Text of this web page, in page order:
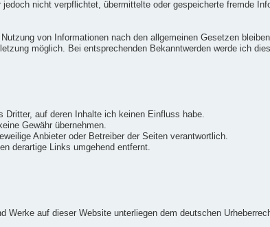
nicht verpflichtet, übermittelte oder gespeicherte fremde
von Informationen nach den allgemeinen Gesetzen
möglich. Bei entsprechenden Bekanntwerden werde ich
auf deren Inhalte ich keinen Einfluss habe.
Gewähr übernehmen.
Anbieter oder Betreiber der Seiten verantwortlich.
derartige Links umgehend entfernt.
Werke auf dieser Website unterliegen dem deutschen